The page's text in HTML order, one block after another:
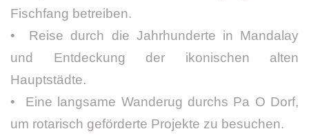
Fischfang betreiben.
• Reise durch die Jahrhunderte in Mandalay
und Entdeckung der ikonischen alten
Hauptstädte.
• Eine langsame Wanderug durchs Pa O Dorf,
um rotarisch geförderte Projekte zu besuchen.